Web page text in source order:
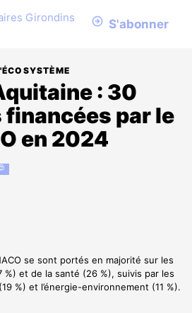
S'abonner
: 30
par le
en 2024
se sont portés en majorité sur les
%) et de la santé (26 %), suivis par les
%) et l’énergie-environnement (11 %).